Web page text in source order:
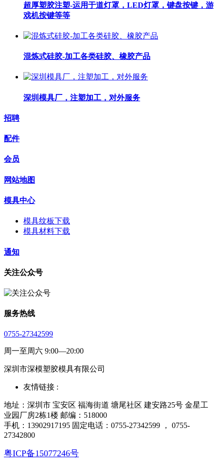
超厚塑胶注塑-运用于道灯罩，LED灯罩，键盘按键，游
戏机按键等等
混炼式硅胶-加工各类硅胶、橡胶产品
深圳模具厂，注塑加工，对外服务
招聘
配件
会员
网站地图
模具中心
模具纹板下载
模具材料下载
通知
关注公众号
服务热线
0755-27342599
周一至周六 9:00—20:00
深圳市深模塑胶模具有限公司
友情链接 :
地址：深圳市 宝安区 福海街道 塘尾社区 建安路25号 金星工
业园厂房2栋1楼 邮编：518000
手机：13902917195 固定电话：0755-27342599 ， 0755-
27342800
粤ICP备15077246号